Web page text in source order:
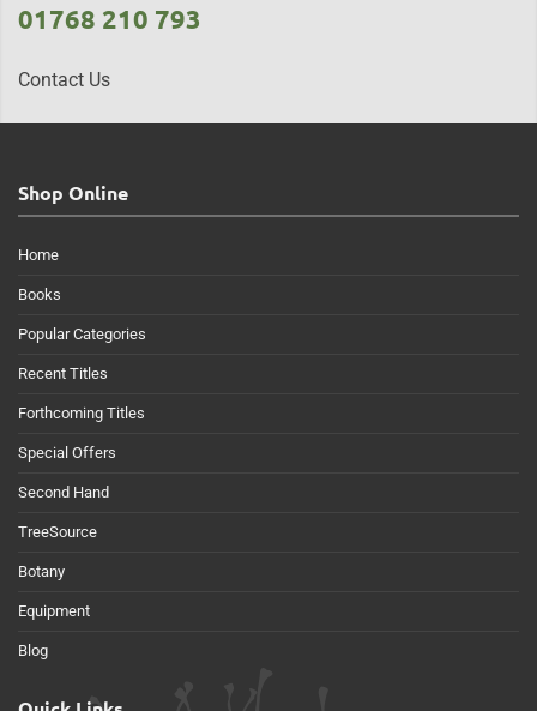
01768 210 793
Contact Us
Shop Online
Home
Books
Popular Categories
Recent Titles
Forthcoming Titles
Special Offers
Second Hand
TreeSource
Botany
Equipment
Blog